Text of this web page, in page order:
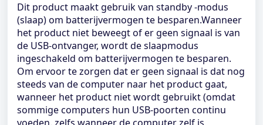
Dit product maakt gebruik van standby -modus
(slaap) om batterijvermogen te besparen.Wanneer
het product niet beweegt of er geen signaal is van
de USB-ontvanger, wordt de slaapmodus
ingeschakeld om batterijvermogen te besparen.
Om ervoor te zorgen dat er geen signaal is dat nog
steeds van de computer naar het product gaat,
wanneer het product niet wordt gebruikt (omdat
sommige computers hun USB-poorten continu